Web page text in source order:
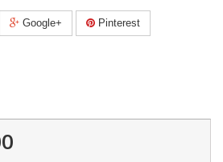
Google+ Pinterest